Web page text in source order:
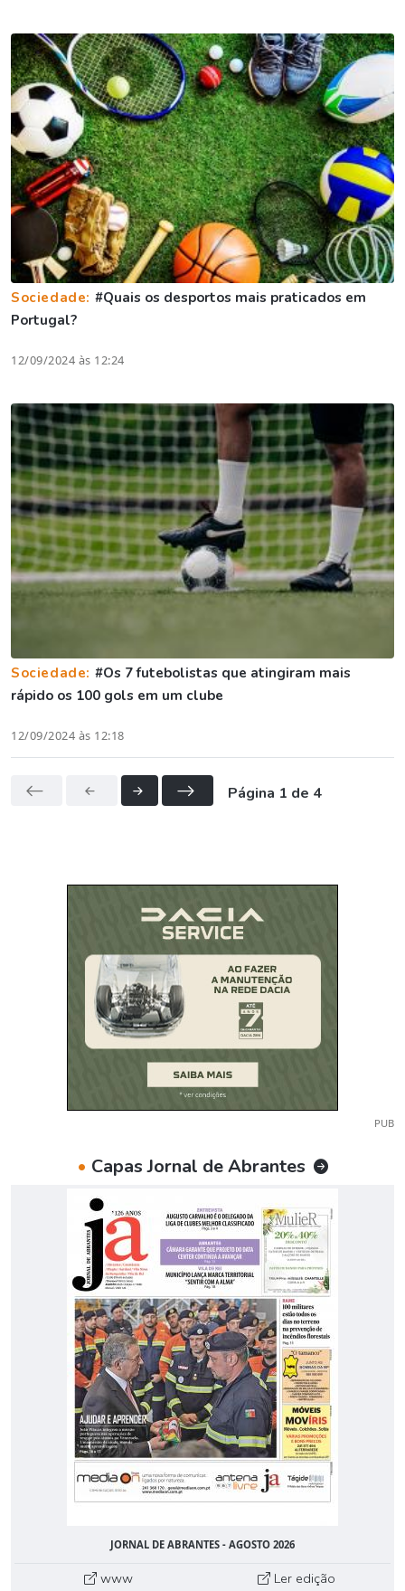
Sociedade: #Quais os desportos mais praticados em
Portugal?
12/09/2024 às 12:24
Sociedade: #Os 7 futebolistas que atingiram mais
rápido os 100 gols em um clube
12/09/2024 às 12:18
Página 1 de 4
PUB
• Capas Jornal de Abrantes
JORNAL DE ABRANTES - AGOSTO 2026
www Ler edição